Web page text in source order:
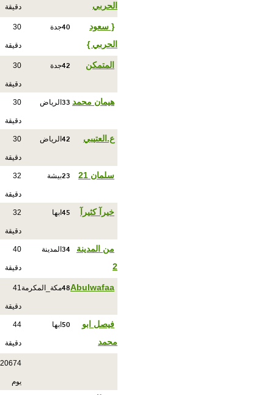
الحربي
دقيقة
{ سعود
الحربي }
40جدة 30
دقيقة
المتمكن 42جدة 30
دقيقة
هيمان محمد 33 الرياض 30
دقيقة
ع.العتيبي 42 الرياض 30
دقيقة
سلمان 21 23بيشة 32
دقيقة
خيرآ كثيرآ 45 ابها 32
دقيقة
من المدينة
2
34 المدينة 40
دقيقة
Abulwafaa
48مكة_المكرمة41
دقيقة
فيصل ابو
محمد
50 ابها 44
دقيقة
20674
يوم